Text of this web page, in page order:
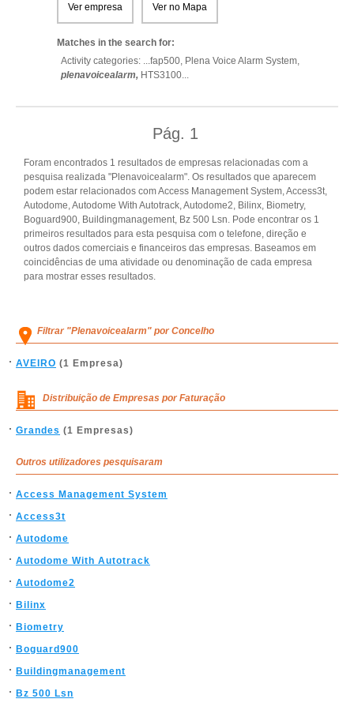
Ver empresa Ver no Mapa
Matches in the search for:
Activity categories: ...fap500, Plena Voice Alarm System,
plenavoicealarm, HTS3100...
Pág. 1
Foram encontrados 1 resultados de empresas relacionadas com a
pesquisa realizada "Plenavoicealarm". Os resultados que aparecem
podem estar relacionados com Access Management System, Access3t,
Autodome, Autodome With Autotrack, Autodome2, Bilinx, Biometry,
Boguard900, Buildingmanagement, Bz 500 Lsn. Pode encontrar os 1
primeiros resultados para esta pesquisa com o telefone, direção e
outros dados comerciais e financeiros das empresas. Baseamos em
coincidências de uma atividade ou denominação de cada empresa
para mostrar esses resultados.
Filtrar "Plenavoicealarm" por Concelho
AVEIRO (1 Empresa)
Distribuição de Empresas por Faturação
Grandes (1 Empresas)
Outros utilizadores pesquisaram
Access Management System
Access3t
Autodome
Autodome With Autotrack
Autodome2
Bilinx
Biometry
Boguard900
Buildingmanagement
Bz 500 Lsn